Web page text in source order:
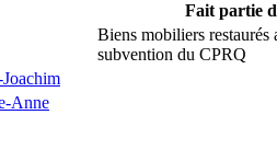
Fait partie
Biens mobiliers restaurés
subvention du CPRQ
Anne